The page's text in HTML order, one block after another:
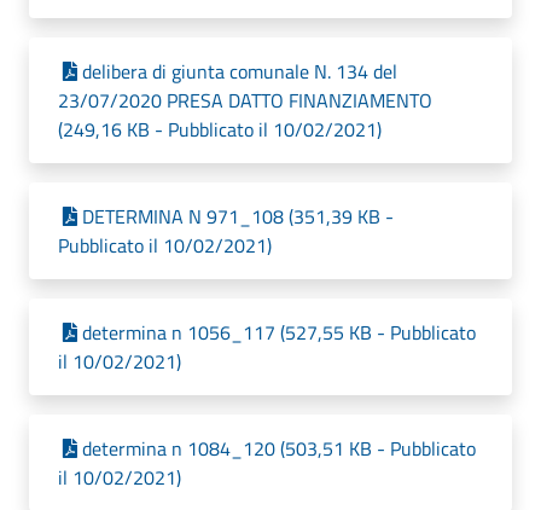
delibera di giunta comunale N. 134 del
23/07/2020 PRESA DATTO FINANZIAMENTO
(249,16 KB - Pubblicato il 10/02/2021)
DETERMINA N 971_108 (351,39 KB -
Pubblicato il 10/02/2021)
determina n 1056_117 (527,55 KB - Pubblicato
il 10/02/2021)
determina n 1084_120 (503,51 KB - Pubblicato
il 10/02/2021)